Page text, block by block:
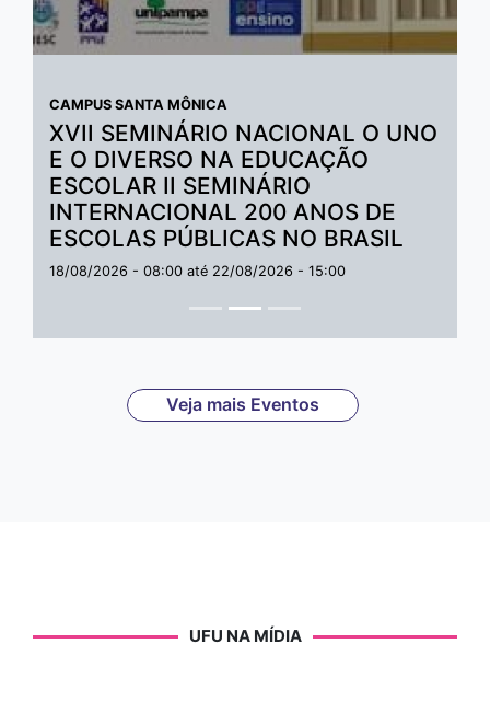
CAMPUS SANTA MÔNICA
XVII SEMINÁRIO NACIONAL O UNO
E O DIVERSO NA EDUCAÇÃO
ESCOLAR II SEMINÁRIO
INTERNACIONAL 200 ANOS DE
ESCOLAS PÚBLICAS NO BRASIL
18/08/2026 - 08:00 até 22/08/2026 - 15:00
Veja mais Eventos
UFU NA MÍDIA